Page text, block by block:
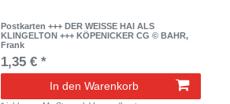
Postkarten +++ DER WEISSE HAI ALS
KLINGELTON +++ KÖPENICKER CG © BAHR,
Frank
1,35 € *
In den Warenkorb